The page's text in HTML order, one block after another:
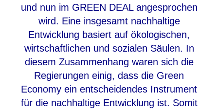
und nun im GREEN DEAL angesprochen
wird. Eine insgesamt nachhaltige
Entwicklung basiert auf ökologischen,
wirtschaftlichen und sozialen Säulen. In
diesem Zusammenhang waren sich die
Regierungen einig, dass die Green
Economy ein entscheidendes Instrument
für die nachhaltige Entwicklung ist. Somit